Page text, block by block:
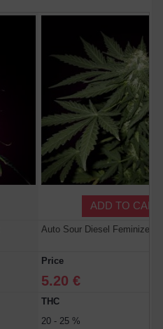
ADD TO CART
Auto Sour Diesel Feminized
Price
5.20 €
THC
20 - 25 %